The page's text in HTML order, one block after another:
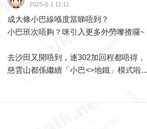
2025-6-1 11:11
成大條小巴線喺度當睇唔到？
小巴班次唔夠？咪引入更多外勞嚟揸囉~
去沙田又開唔到，連302加回程都唔得，
慈雲山都係繼續「小巴<>地鐵」模式啦...